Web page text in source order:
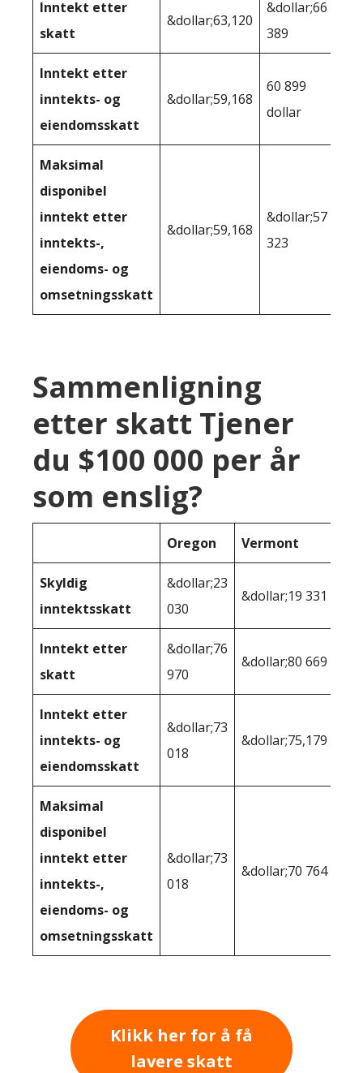
Inntekt etter
skatt
&dollar;63,120
&dollar;66
389
Inntekt etter
inntekts- og
eiendomsskatt
&dollar;59,168
60 899
dollar
Maksimal
disponibel
inntekt etter
inntekts-,
eiendoms- og
omsetningsskatt
&dollar;59,168
&dollar;57
323
Sammenligning
etter skatt Tjener
du $100 000 per år
som enslig?
Oregon Vermont
Skyldig
inntektsskatt
&dollar;23
030
&dollar;19 331
Inntekt etter
skatt
&dollar;76
970
&dollar;80 669
Inntekt etter
inntekts- og
eiendomsskatt
&dollar;73
018
&dollar;75,179
Maksimal
disponibel
inntekt etter
inntekts-,
eiendoms- og
omsetningsskatt
&dollar;73
018
&dollar;70 764
Klikk her for å få
lavere skatt